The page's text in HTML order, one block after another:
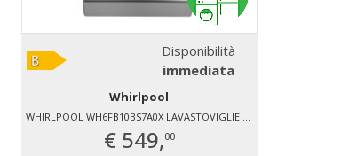
Disponibilità
immediata
Whirlpool
WHIRLPOOL WH6FB10BS7A0X LAVASTOVIGLIE LIBERA INSTALLAZIONE 10 COPERTI
€ 549,00